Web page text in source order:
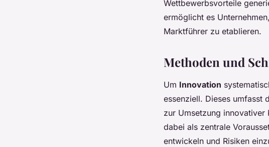
Wettbewerbsvorteile
ermöglicht es
Marktführer zu etablieren.
Methoden und
Um Innovation
essenziell. Dieses umfasst
zur Umsetzung innovativer
dabei als zentrale
entwickeln und Risiken